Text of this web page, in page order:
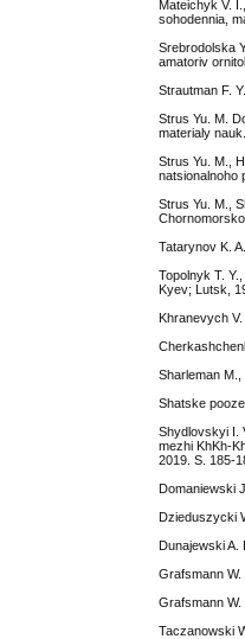
Mateichyk V.
sohodennia,
Srebrodolska
amatoriv
Strautman F.
Strus Yu. M.
materialy
Strus Yu. M.,
natsionalnoho
Strus Yu. M.,
Tatarynov K.
Topolnyk T.
Kyev; Lutsk,
Khranevych
Sharleman
Shatske
Shydlovskyi I.
mezhi KhKh-
2019. S. 185-
Domaniewski
Dzieduszycki
Dunajewski A.
Grafsmann W.
Grafsmann W.
Taczanowski